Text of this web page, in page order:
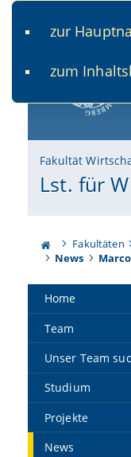
zur
zum
Fakultät
Lst. für
Fakultäten
News
Home
Team
Unser Team
Studium
Projekte
News